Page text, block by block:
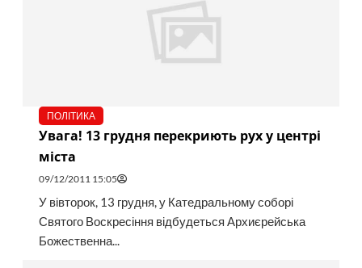
ПОЛІТИКА
Увага! 13 грудня перекриють рух у центрі
міста
09/12/2011 15:05
У вівторок, 13 грудня, у Катедральному соборі
Святого Воскресіння відбудеться Архиєрейська
Божественна...